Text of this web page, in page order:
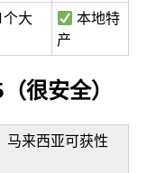
个大
本地特
产
很安全）
马来西亚可获性